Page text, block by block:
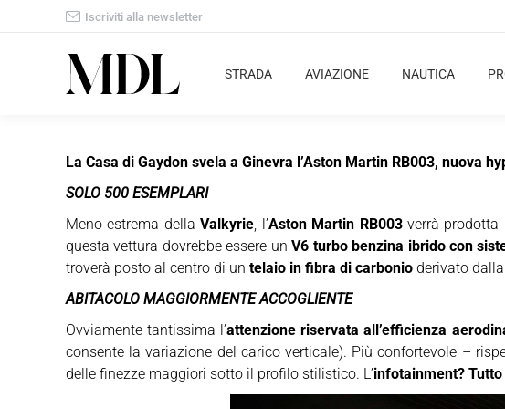
Iscriviti alla newsletter
STRADA AVIAZIONE NAUTICA
La Casa di Gaydon svela a Ginevra l’Aston Martin RB003, nuova
SOLO 500 ESEMPLARI
Meno estrema dellaValkyrie, l’Aston Martin RB003verrà
questa vettura dovrebbe essere unV6 turbo benzina ibrido con
troverà posto al centro di un telaio in fibra di carbonio derivato dalla
ABITACOLO MAGGIORMENTE ACCOGLIENTE
Ovviamente tantissima l’attenzione riservata all’efficienza
consente la variazione del carico verticale). Più confortevole –
delle finezze maggiori sotto il profilo stilistico. L’infotainment?